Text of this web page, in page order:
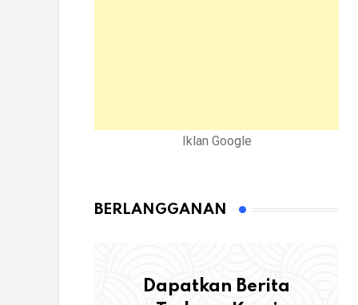
Iklan Google
BERLANGGANAN
Dapatkan Berita